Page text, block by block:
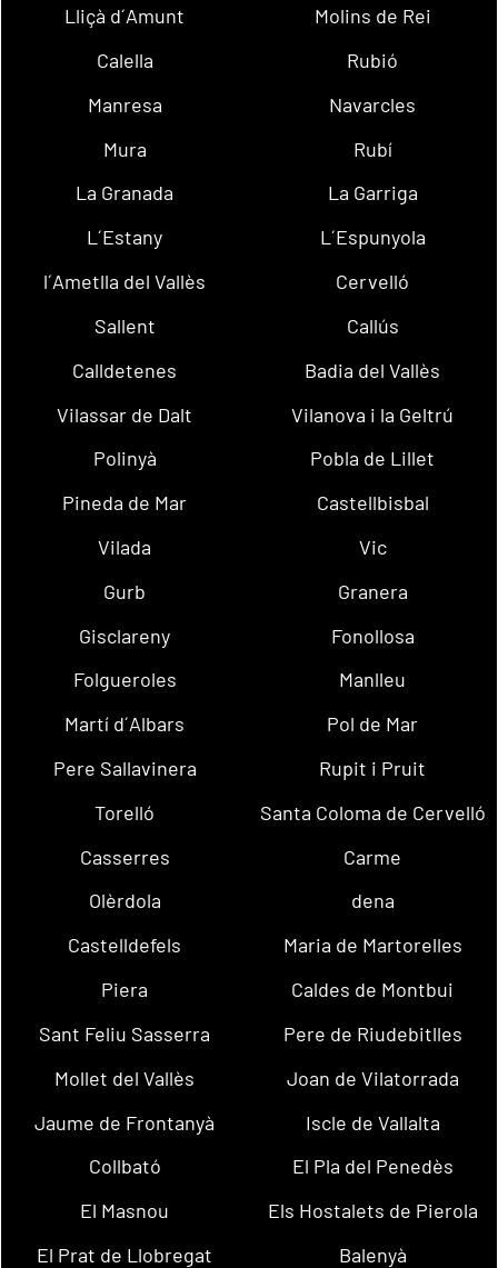
Lliçà d´Amunt
Molins de Rei
Calella
Rubió
Manresa
Navarcles
Mura
Rubí
La Granada
La Garriga
L´Estany
L´Espunyola
l´Ametlla del Vallès
Cervelló
Sallent
Callús
Calldetenes
Badia del Vallès
Vilassar de Dalt
Vilanova i la Geltrú
Polinyà
Pobla de Lillet
Pineda de Mar
Castellbisbal
Vilada
Vic
Gurb
Granera
Gisclareny
Fonollosa
Folgueroles
Manlleu
Martí d´Albars
Pol de Mar
Pere Sallavinera
Rupit i Pruit
Torelló
Santa Coloma de Cervelló
Casserres
Carme
Olèrdola
dena
Castelldefels
Maria de Martorelles
Piera
Caldes de Montbui
Sant Feliu Sasserra
Pere de Riudebitlles
Mollet del Vallès
Joan de Vilatorrada
Jaume de Frontanyà
Iscle de Vallalta
Collbató
El Pla del Penedès
El Masnou
Els Hostalets de Pierola
El Prat de Llobregat
Balenyà